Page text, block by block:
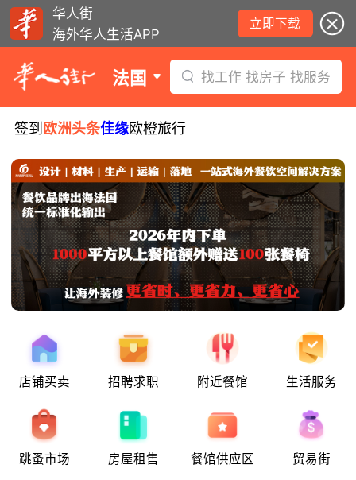
华人街
海外华人生活APP
立即下载
法国 找工作 找房子 找服务
签到 欧洲头条佳缘欧橙旅行
店铺买卖 招聘求职 附近餐馆 生活服务
跳蚤市场 房屋租售 餐馆供应区 贸易街